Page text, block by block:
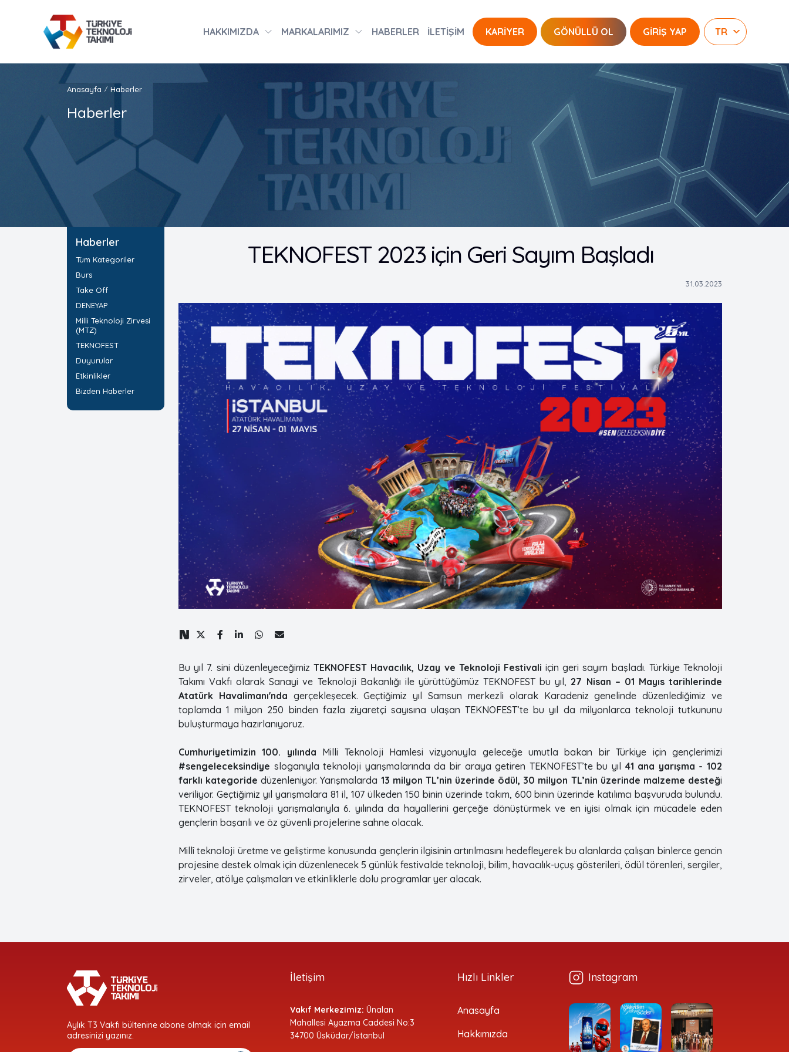
HAKKIMIZDA MARKALARIMIZ HABERLER İLETİŞİM KARİYER GÖNÜLLÜ OL GİRİŞ YAP
Anasayfa / Haberler
Haberler
Haberler
Tüm Kategoriler
Burs
Take Off
DENEYAP
Milli Teknoloji Zirvesi
(MTZ)
TEKNOFEST
Duyurular
Etkinlikler
Bizden Haberler
TEKNOFEST 2023 için Geri Sayım Başladı
31.03.2023
Bu yıl 7. sini düzenleyeceğimiz TEKNOFEST Havacılık, Uzay ve Teknoloji Festivaliiçin geri sayım başladı. Türkiye Teknoloji
Takımı Vakfı olarak Sanayi ve Teknoloji Bakanlığı ile yürüttüğümüz TEKNOFEST bu yıl, 27 Nisan – 01 Mayıs tarihlerinde
Atatürk Havalimanı'nda gerçekleşecek. Geçtiğimiz yıl Samsun merkezli olarak Karadeniz genelinde düzenlediğimiz ve
toplamda 1 milyon 250 binden fazla ziyaretçi sayısına ulaşan TEKNOFEST’te bu yıl da milyonlarca teknoloji tutkununu
buluşturmaya hazırlanıyoruz.
Cumhuriyetimizin 100. yılında Milli Teknoloji Hamlesi vizyonuyla geleceğe umutla bakan bir Türkiye için gençlerimizi
#sengeleceksindiye sloganıyla teknoloji yarışmalarında da bir araya getiren TEKNOFEST’te bu yıl 41 ana yarışma - 102
farklı kategoride düzenleniyor. Yarışmalarda 13 milyon TL’nin üzerinde ödül, 30 milyon TL’nin üzerinde malzeme desteği
veriliyor. Geçtiğimiz yıl yarışmalara 81 il, 107 ülkeden 150 binin üzerinde takım, 600 binin üzerinde katılımcı başvuruda bulundu.
TEKNOFEST teknoloji yarışmalarıyla 6. yılında da hayallerini gerçeğe dönüştürmek ve en iyisi olmak için mücadele eden
gençlerin başarılı ve öz güvenli projelerine sahne olacak.
Millî teknoloji üretme ve geliştirme konusunda gençlerin ilgisinin artırılmasını hedefleyerek bu alanlarda çalışan binlerce gencin
projesine destek olmak için düzenlenecek 5 günlük festivalde teknoloji, bilim, havacılık-uçuş gösterileri, ödül törenleri, sergiler,
zirveler, atölye çalışmaları ve etkinliklerle dolu programlar yer alacak.
Aylık T3 Vakfı bültenine abone olmak için email
adresinizi yazınız.
İletişim
Vakıf Merkezimiz: Ünalan
Mahallesi Ayazma Caddesi No:3
34700 Üsküdar/İstanbul
Hızlı Linkler
Anasayfa
Hakkımızda
Instagram